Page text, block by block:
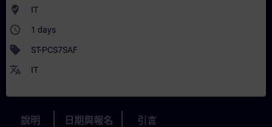
where_to_vote IT
access_time 1 days
sell ST-PCS7SAF
translate IT
說明 日期與報名 引言